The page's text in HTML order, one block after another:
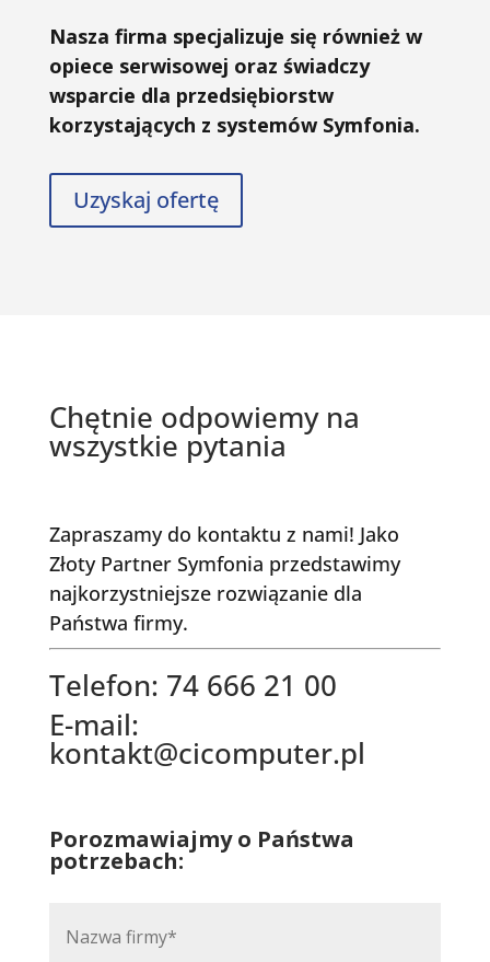
Nasza firma specjalizuje się również w
opiece serwisowej oraz świadczy
wsparcie dla przedsiębiorstw
korzystających z systemów Symfonia.
Uzyskaj ofertę
Chętnie odpowiemy na
wszystkie pytania
Zapraszamy do kontaktu z nami! Jako
Złoty Partner Symfonia przedstawimy
najkorzystniejsze rozwiązanie dla
Państwa firmy.
Telefon: 74 666 21 00
E-mail:
kontakt@cicomputer.pl
Porozmawiajmy o Państwa
potrzebach: